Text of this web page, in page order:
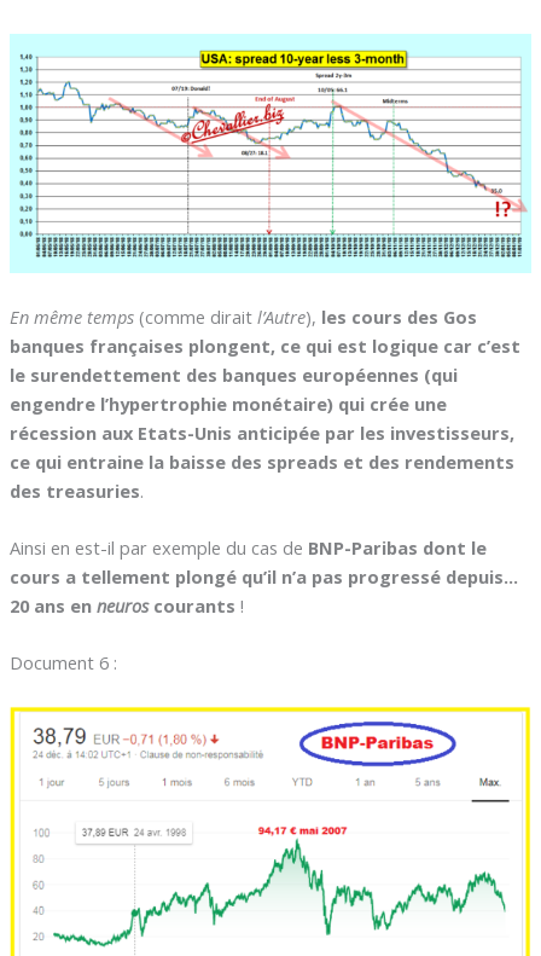
En même temps(comme dirait l’Autre), les cours des Gos
banques françaises plongent, ce qui est logique car c’est
le surendettement des banques européennes (qui
engendre l’hypertrophie monétaire) qui crée une
récession aux Etats-Unis anticipée par les investisseurs,
ce qui entraine la baisse des spreads et des rendements
des treasuries.
Ainsi en est-il par exemple du cas de BNP-Paribas dont le
cours a tellement plongé qu’il n’a pas progressé depuis…
20 ans en neuroscourants !
Document 6 :